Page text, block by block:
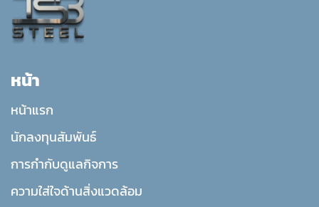
หน้า
หน้าแรก
นักลงทุนสัมพันธ์
การกำกับดูแลกิจการ
ความใส่ใจด้านสิ่งแวดล้อม